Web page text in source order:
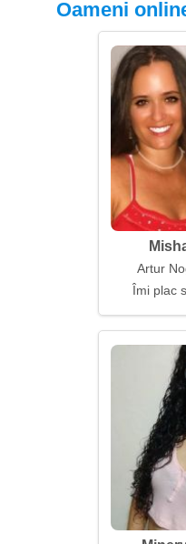
Oameni
Artur
Îmi plac